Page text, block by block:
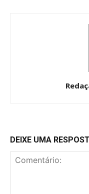
DEIXE UMA